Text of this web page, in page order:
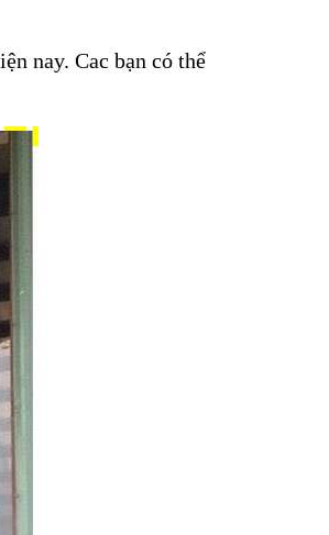
nay. Cac bạn có thể